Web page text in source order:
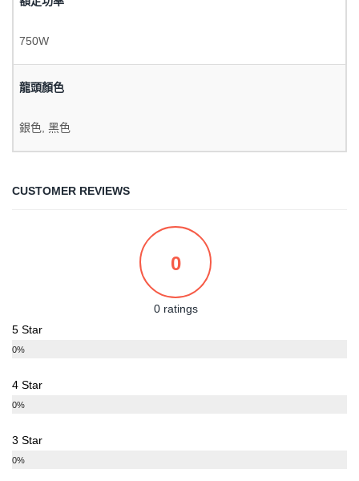
750W
龍頭顏色
銀色, 黑色
CUSTOMER REVIEWS
0
0 ratings
5 Star
0%
4 Star
0%
3 Star
0%